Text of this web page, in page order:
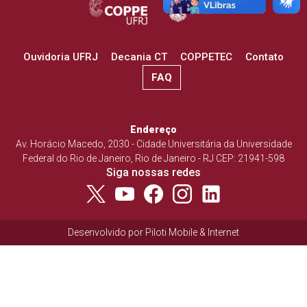
Ouvidoria UFRJ Decania CT COPPETEC
Contato
FAQ
Endereço
Av. Horácio Macedo, 2030 - Cidade Universitária da Universidade
Federal do Rio de Janeiro, Rio de Janeiro - RJ CEP: 21941-598
Siga nossas redes
Desenvolvido por Piloti Mobile & Internet